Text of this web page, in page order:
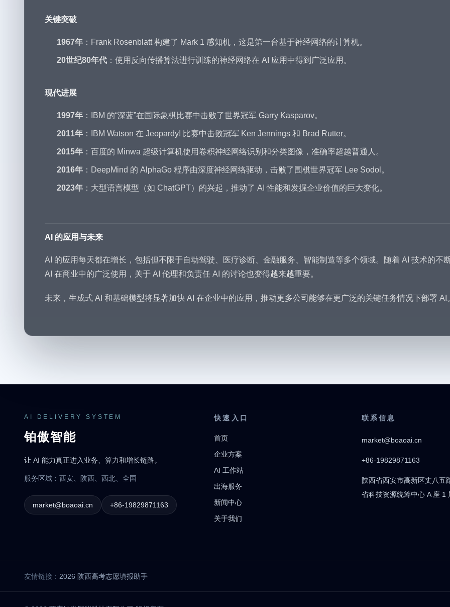
关键突破
1967年 ：Frank Rosenblatt 构建了 Mark 1 感知机，这是第一台基于神经网络的计算机。
20世纪80年代 ：使用反向传播算法进行训练的神经网络在 AI 应用中得到广泛应用。
现代进展
1997年 ：IBM 的“深蓝”在国际象棋比赛中击败了世界冠军 Garry Kasparov。
2011年 ：IBM Watson 在 Jeopardy! 比赛中击败冠军 Ken Jennings 和 Brad Rutter。
2015年 ：百度的 Minwa 超级计算机使用卷积神经网络识别和分类图像，准确率超越普通人。
2016年 ：DeepMind 的 AlphaGo 程序由深度神经网络驱动，击败了围棋世界冠军 Lee Sodol。
2023年 ：大型语言模型（如 ChatGPT）的兴起，推动了 AI 性能和发掘企业价值的巨大变化。
AI 的应用与未来
AI 的应用每天都在增长，包括但不限于自动驾驶、医疗诊断、金融服务、智能制造等多个领域。随着 AI 技术的不
AI 在商业中的广泛使用，关于 AI 伦理和负责任 AI 的讨论也变得越来越重要。
未来，生成式 AI 和基础模型将显著加快 AI 在企业中的应用，推动更多公司能够在更广泛的关键任务情况下部署 AI
AI DELIVERY SYSTEM
铂傲智能
让 AI 能力真正进入业务、算力和增长链路。
服务区域：西安、陕西、西北、全国
market@boaoai.cn +86-19829871163
快速入口
首页
企业方案
AI 工作站
出海服务
新闻中心
关于我们
联系信息
market@boaoai.cn
+86-19829871163
陕西省西安市高新区丈八五
省科技资源统筹中心 A 座 1
友情链接： 2026 陕西高考志愿填报助手